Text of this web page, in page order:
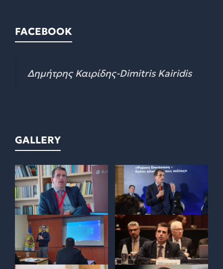
FACEBOOK
Δημήτρης Καιρίδης-Dimitris Kairidis
GALLERY